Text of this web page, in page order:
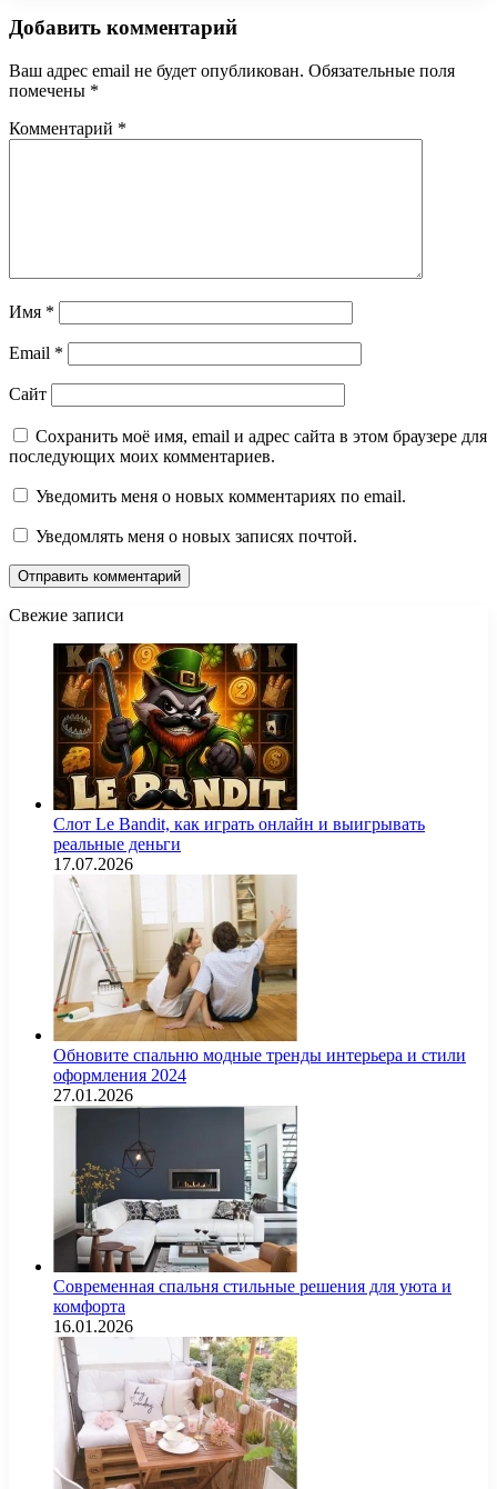
Добавить комментарий
Ваш адрес email не будет опубликован. Обязательные поля
помечены *
Комментарий *
Имя *
Email *
Сайт
Сохранить моё имя, email и адрес сайта в этом браузере для
последующих моих комментариев.
Уведомить меня о новых комментариях по email.
Уведомлять меня о новых записях почтой.
Свежие записи
Слот Le Bandit, как играть онлайн и выигрывать
реальные деньги
17.07.2026
Обновите спальню модные тренды интерьера и стили
оформления 2024
27.01.2026
Современная спальня стильные решения для уюта и
комфорта
16.01.2026